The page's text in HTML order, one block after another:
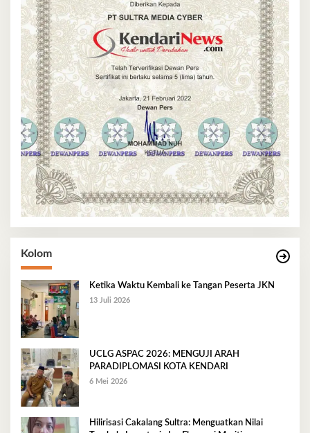
Kolom
Ketika Waktu Kembali ke Tangan Peserta JKN
13 Juli 2026
UCLG ASPAC 2026: MENGUJI ARAH
PARADIPLOMASI KOTA KENDARI
6 Mei 2026
Hilirisasi Cakalang Sultra: Menguatkan Nilai